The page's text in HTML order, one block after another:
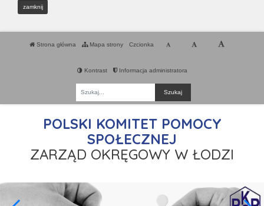
zamknij
Strona główna Mapa strony Czcionka
Kontrast Informacja administratora
POLSKI KOMITET POMOCY
SPOŁECZNEJ
ZARZĄD OKRĘGOWY W ŁODZI